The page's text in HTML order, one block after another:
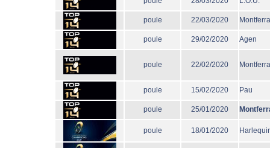
poule 22/03/2020
poule 29/02/2020 Agen
poule 22/02/2020
poule 15/02/2020 Pau
poule 25/01/2020
poule 18/01/2020